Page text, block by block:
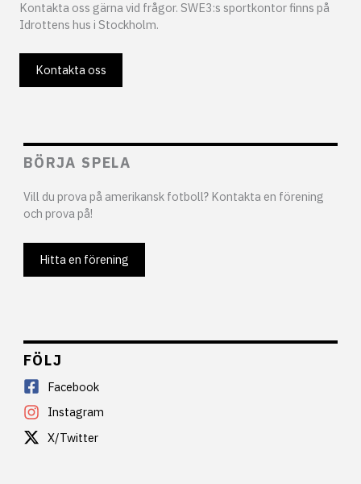
Kontakta oss gärna vid frågor. SWE3:s sportkontor finns på
Idrottens hus i Stockholm.
Kontakta oss
BÖRJA SPELA
Vill du prova på amerikansk fotboll? Kontakta en förening
och prova på!
Hitta en förening
FÖLJ
Facebook
Instagram
X/Twitter